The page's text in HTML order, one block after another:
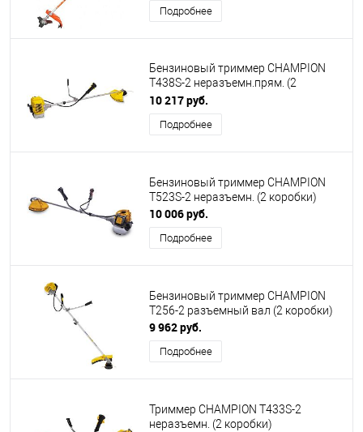
Подробнее
Бензиновый триммер CHAMPION
Т438S-2 неразъемн.прям. (2
коробки)
10 217 руб.
Подробнее
Бензиновый триммер CHAMPION
T523S-2 неразъемн. (2 коробки)
10 006 руб.
Подробнее
Бензиновый триммер CHAMPION
Т256-2 разъемный вал (2 коробки)
9 962 руб.
Подробнее
Триммер CHAMPION T433S-2
неразъемн. (2 коробки)